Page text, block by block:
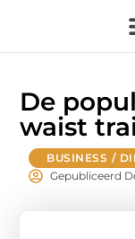
De
waist
BUSINESS /
Gepubliceerd